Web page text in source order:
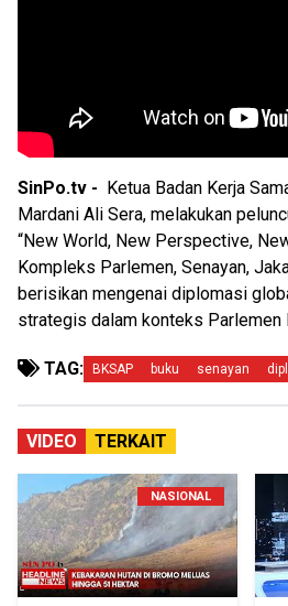
SinPo.tv -
Ketua Badan Kerja
Mardani Ali Sera, melakukan
“New World, New Perspective,
Kompleks Parlemen, Senayan,
berisikan mengenai diplomasi
strategis dalam konteks Parlemen
TAG: BKSAP buku senayan
VIDEO TERKAIT
NASIONAL